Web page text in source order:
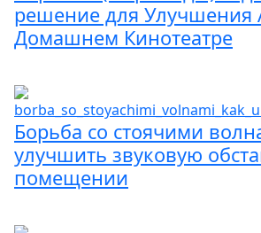
решение для Улучшения
Домашнем Кинотеатре
Борьба со стоячими
улучшить звуковую
помещении